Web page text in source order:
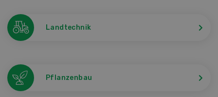
Landtechnik
Pflanzenbau